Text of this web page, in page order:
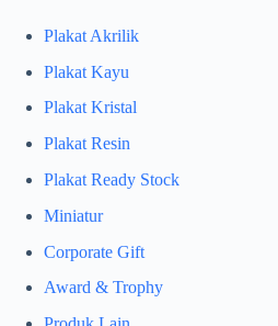
Plakat Akrilik
Plakat Kayu
Plakat Kristal
Plakat Resin
Plakat Ready Stock
Miniatur
Corporate Gift
Award & Trophy